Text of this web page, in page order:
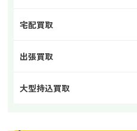
宅配買取
出張買取
大型持込買取